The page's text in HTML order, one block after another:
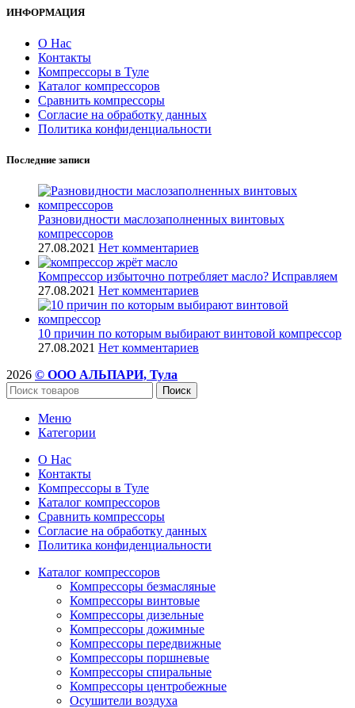
ИНФОРМАЦИЯ
О Нас
Контакты
Компрессоры в Туле
Каталог компрессоров
Сравнить компрессоры
Согласие на обработку данных
Политика конфиденциальности
Последние записи
Разновидности маслозаполненных винтовых
компрессоров
27.08.2021 Нет комментариев
Компрессор избыточно потребляет масло? Исправляем
27.08.2021 Нет комментариев
10 причин по которым выбирают винтовой компрессор
27.08.2021 Нет комментариев
2026 © ООО АЛЬПАРИ, Тула
Поиск
Меню
Категории
О Нас
Контакты
Компрессоры в Туле
Каталог компрессоров
Сравнить компрессоры
Согласие на обработку данных
Политика конфиденциальности
Каталог компрессоров
Компрессоры безмасляные
Компрессоры винтовые
Компрессоры дизельные
Компрессоры дожимные
Компрессоры передвижные
Компрессоры поршневые
Компрессоры спиральные
Компрессоры центробежные
Осушители воздуха